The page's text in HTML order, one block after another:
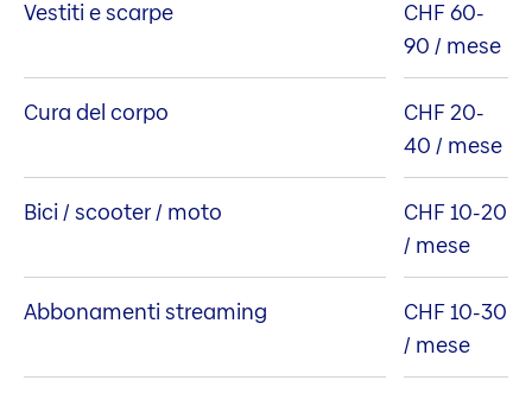
Vestiti e scarpe
CHF 60-
90 / mese
Cura del corpo
CHF 20-
40 / mese
Bici / scooter / moto
CHF 10-20
/ mese
Abbonamenti streaming
CHF 10-30
/ mese